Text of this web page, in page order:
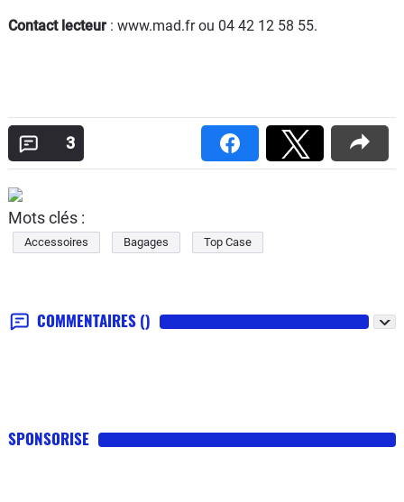
Contact lecteur : www.mad.fr ou 04 42 12 58 55.
3
Mots clés :
Accessoires Bagages Top Case
COMMENTAIRES ()
SPONSORISE